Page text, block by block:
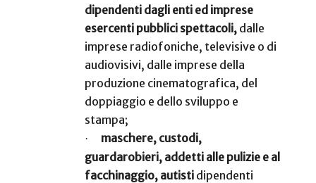
dipendenti dagli enti ed imprese
esercenti pubblici spettacoli, dalle
imprese radiofoniche, televisive o di
audiovisivi, dalle imprese della
produzione cinematografica, del
doppiaggio e dello sviluppo e
stampa;
·
maschere, custodi,
guardarobieri, addetti alle pulizie e al
facchinaggio, autisti dipendenti